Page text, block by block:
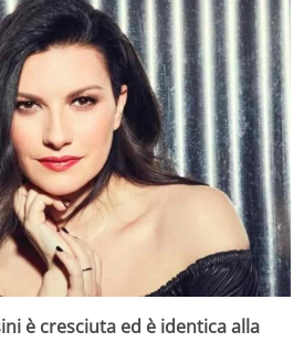
è cresciuta ed è identica alla